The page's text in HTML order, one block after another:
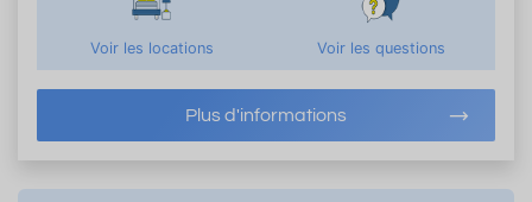
Voir les locations Voir les questions
Plus d'informations